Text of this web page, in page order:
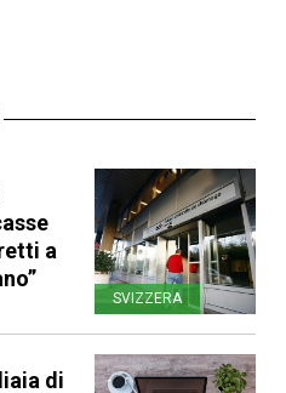
a
SVIZZERA
di